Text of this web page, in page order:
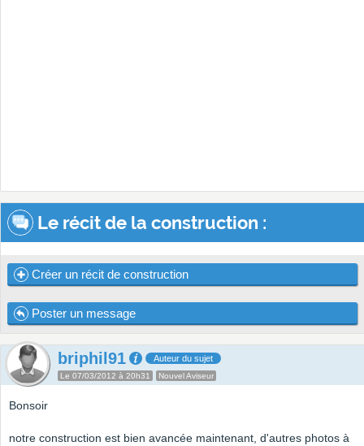
Le récit de la construction :
Créer un récit de construction
Poster un message
briphil91 Auteur du sujet
Le 07/03/2012 à 20h31 Nouvel Aviseur
Bonsoir
notre construction est bien avancée maintenant, d'autres photos à